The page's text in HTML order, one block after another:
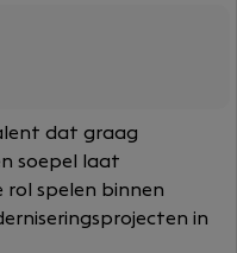
dat graag
soepel laat
rol spelen binnen
in